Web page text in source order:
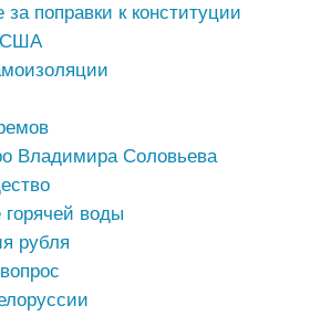
за поправки к конституции
США
Владимира Соловьева
воды
рубля